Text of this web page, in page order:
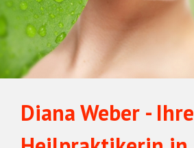
Diana Weber - Ihre